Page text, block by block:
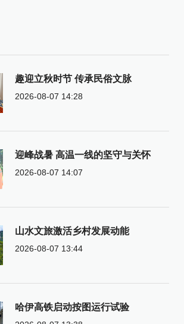
趣迎立秋时节 传承民俗文脉
2026-08-07 14:28
迎峰战暑 高温一线的坚守与关怀
2026-08-07 14:07
山水文旅激活乡村发展动能
2026-08-07 13:44
哈伊高铁启动按图运行试验